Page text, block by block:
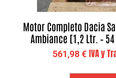
Motor Completo Dacia
Ambiance [1,2 Ltr. – 54
561,98€ IVA y